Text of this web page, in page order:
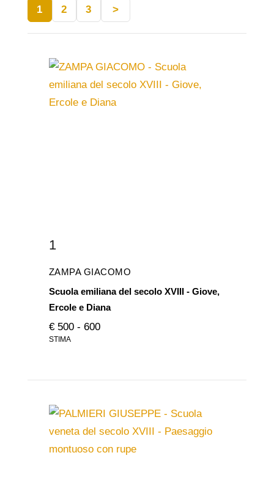
1 2 3 >
1
ZAMPA GIACOMO
Scuola emiliana del secolo XVIII - Giove,
Ercole e Diana
€ 500 - 600
STIMA